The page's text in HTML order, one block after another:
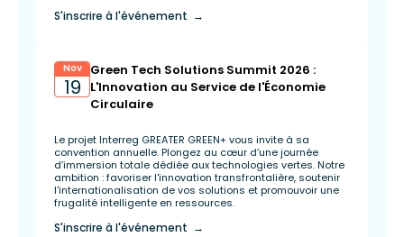
S'inscrire à l'événement →
Nov
19
Green Tech Solutions Summit 2026 :
L'Innovation au Service de l'Économie
Circulaire
Le projet Interreg GREATER GREEN+ vous invite à sa
convention annuelle. Plongez au cœur d’une journée
d’immersion totale dédiée aux technologies vertes. Notre
ambition : favoriser l'innovation transfrontalière, soutenir
l'internationalisation de vos solutions et promouvoir une
frugalité intelligente en ressources.
S'inscrire à l'événement →